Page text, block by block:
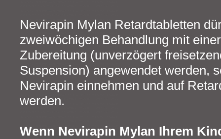
Nevirapin Mylan Retardtabletten
zweiwöchigen Behandlung mit
Zubereitung (unverzögert
Suspension) angewendet werden,
Nevirapin einnehmen und auf
werden.
Wenn Nevirapin Mylan Ihrem